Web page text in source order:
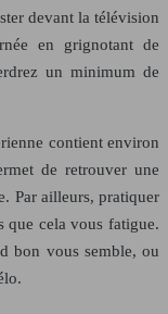
devant la télévision
en grignotant de
un minimum de
contient environ
de retrouver une
Par ailleurs, pratiquer
que cela vous fatigue.
bon vous semble, ou